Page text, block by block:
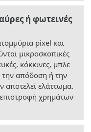
ή φωτεινές
pixel και
μικροσκοπικές
κόκκινες, μπλε
την απόδοση ή την
αποτελεί ελάττωμα.
χρημάτων